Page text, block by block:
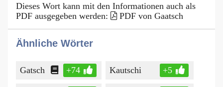
Dieses Wort kann mit den Informationen auch als
PDF ausgegeben werden:
PDF von Gaatsch
Ähnliche Wörter
Gatsch +74 Kautschi +5